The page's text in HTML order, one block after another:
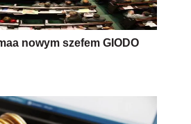
nowym szefem GIODO